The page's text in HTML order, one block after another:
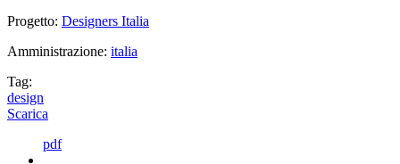
Progetto: Designers Italia
Amministrazione: italia
Tag:
design
Scarica
pdf